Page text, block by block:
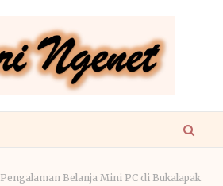
Pengalaman Belanja Mini PC di Bukalapak